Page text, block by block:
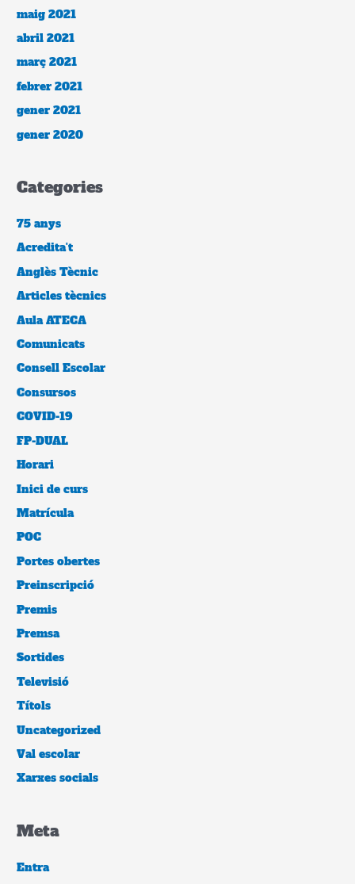
maig 2021
abril 2021
març 2021
febrer 2021
gener 2021
gener 2020
Categories
75 anys
Acredita't
Anglès Tècnic
Articles tècnics
Aula ATECA
Comunicats
Consell Escolar
Consursos
COVID-19
FP-DUAL
Horari
Inici de curs
Matrícula
POC
Portes obertes
Preinscripció
Premis
Premsa
Sortides
Televisió
Títols
Uncategorized
Val escolar
Xarxes socials
Meta
Entra